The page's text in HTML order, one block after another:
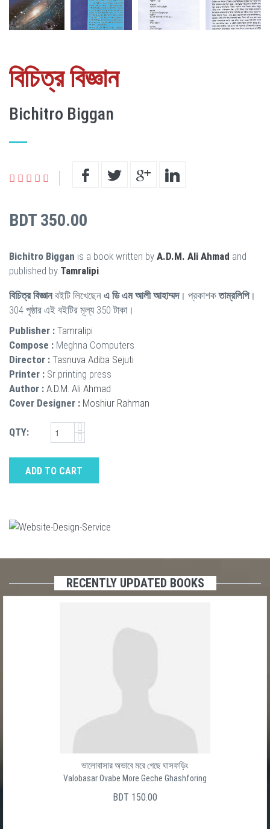
বিচিত্র বিজ্ঞান
Bichitro Biggan
BDT 350.00
Bichitro Biggan is a book written by A.D.M. Ali Ahmad and
published by Tamralipi
বিচিত্র বিজ্ঞানবইটি লিখেছেন এ ডি এম আলী আহাম্মদ। প্রকাশকতাম্রলিপি।
304 পৃষ্ঠার এই বইটির মূল্য 350 টাকা।
Publisher : Tamralipi
Compose : Meghna Computers
Director : Tasnuva Adiba Sejuti
Printer : Sr printing press
Author : A.D.M. Ali Ahmad
Cover Designer : Moshiur Rahman
QTY:
ADD TO CART
RECENTLY UPDATED BOOKS
Baro Ghater Shesh Ghat
বার ঘাটের শেষ ঘাট
সালেক উদ্দীন